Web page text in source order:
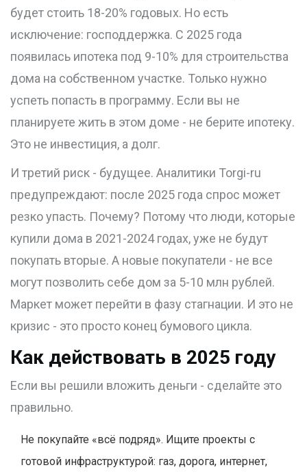
будет стоить 18-20% годовых. Но есть
исключение: господдержка. С 2025 года
появилась ипотека под 9-10% для строительства
дома на собственном участке. Только нужно
успеть попасть в программу. Если вы не
планируете жить в этом доме - не берите ипотеку.
Это не инвестиция, а долг.
И третий риск - будущее. Аналитики Torgi-ru
предупреждают: после 2025 года спрос может
резко упасть. Почему? Потому что люди, которые
купили дома в 2021-2024 годах, уже не будут
покупать вторые. А новые покупатели - не все
могут позволить себе дом за 5-10 млн рублей.
Маркет может перейти в фазу стагнации. И это не
кризис - это просто конец бумового цикла.
Как действовать в 2025 году
Если вы решили вложить деньги - сделайте это
правильно.
Не покупайте «всё подряд». Ищите проекты с
готовой инфраструктурой: газ, дорога, интернет,